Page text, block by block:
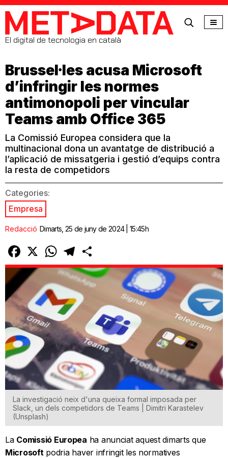
MetaData
El digital de tecnologia en català
Brussel·les acusa Microsoft
d’infringir les normes
antimonopoli per vincular
Teams amb Office 365
La Comissió Europea considera que la
multinacional dona un avantatge de distribució a
l’aplicació de missatgeria i gestió d’equips contra
la resta de competidors
Categories:
Empresa
Redacció Dimarts, 25 de juny de 2024 | 15:45h
Facebook
X WhatsAppTelegram
La investigació neix d'una queixa formal imposada per
Slack, un dels competidors de Teams | Dimitri Karastelev
(Unsplash)
La Comissió Europea ha anunciat aquest dimarts que
Microsoftpodria haver infringit les normatives